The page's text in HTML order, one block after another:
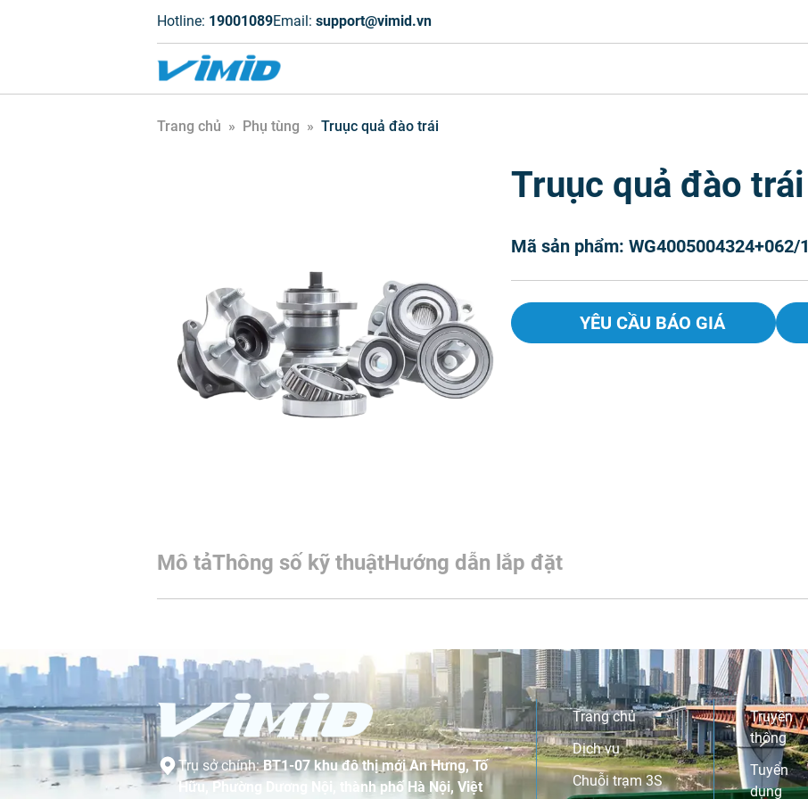
Hotline: 19001089Email: support@vimid.vn
Trang chủ » Phụ tùng » Truục quả đào trái
Truục quả đào trái
Mã sản phẩm: WG4005004324+062/1
YÊU CẦU BÁO GIÁ
Mô tảThông số kỹ thuậtHướng dẫn lắp đặt
Trụ sở chính:BT1-07 khu đô thị mới An Hưng, Tố
Hữu, Phường Dương Nội, thành phố Hà Nội, Việt
Trang chủ
Dịch vụ
Chuỗi trạm 3S
Truyền
thông
Tuyển
dụng